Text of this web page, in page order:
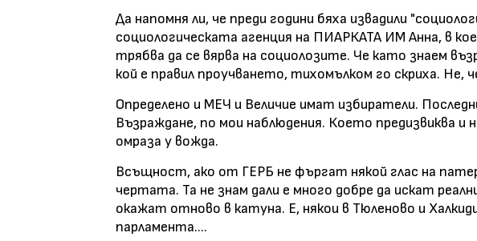
Да напомня ли, че преди години бяха извадили
социологическата агенция на ПИАРКАТА ИМ Анна, в
трябва да се вярва на социолозите. Че като знаем
кой е правил проучването, тихомълком го скриха. Не,
Определено и МЕЧ и Величие имат избиратели.
Възраждане, по мои наблюдения. Което предизвиква и
омраза у вожда.
Всъщност, ако от ГЕРБ не фъргат някой глас на
чертата. Та не знам дали е много добре да искат
окажат отново в катуна. Е, някои в Тюленово и
парламента....